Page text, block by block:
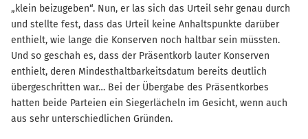
„klein beizugeben“. Nun, er las sich das Urteil sehr genau durch
und stellte fest, dass das Urteil keine Anhaltspunkte darüber
enthielt, wie lange die Konserven noch haltbar sein müssten.
Und so geschah es, dass der Präsentkorb lauter Konserven
enthielt, deren Mindesthaltbarkeitsdatum bereits deutlich
übergeschritten war… Bei der Übergabe des Präsentkorbes
hatten beide Parteien ein Siegerlächeln im Gesicht, wenn auch
aus sehr unterschiedlichen Gründen.